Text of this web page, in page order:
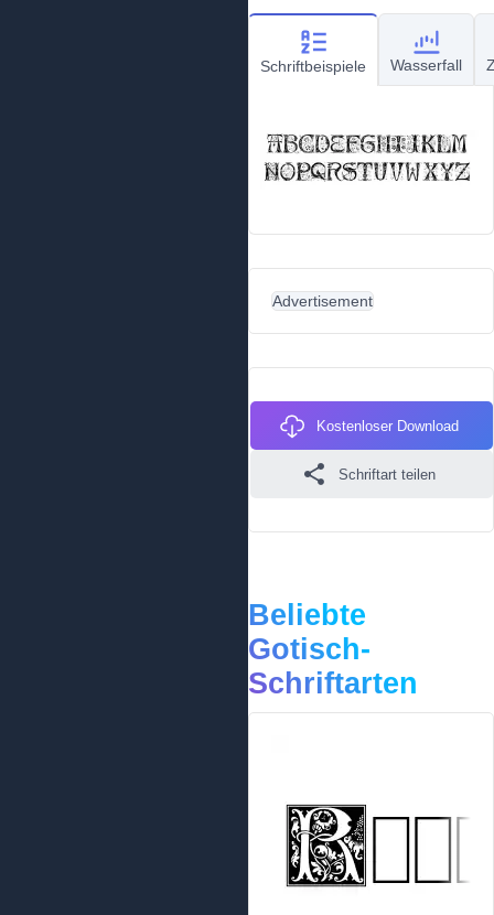
Schriftbeispiele Wasserfall
Advertisement
Kostenloser Download
Schriftart teilen
Beliebte
Gotisch-
Schriftarten